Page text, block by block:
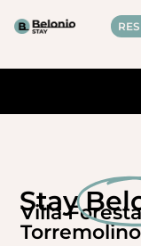
Stay
Villa